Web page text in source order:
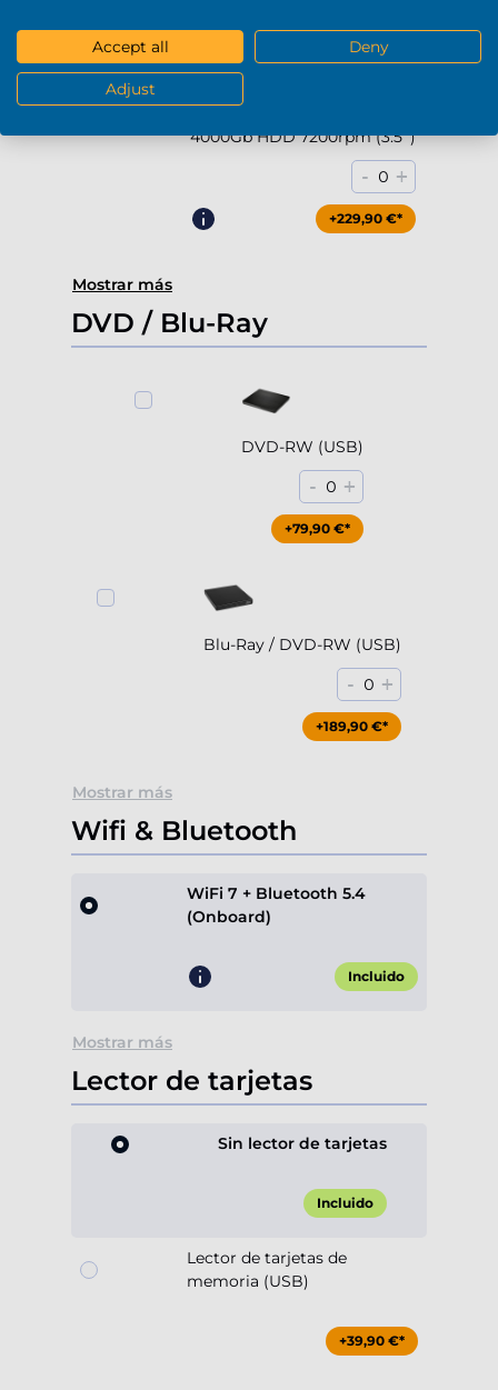
4000Gb HDD 7200rpm (3.5'')
- 0 +
+229,90 €*
Mostrar más
DVD / Blu-Ray
DVD-RW (USB)
- 0 +
+79,90 €*
Blu-Ray / DVD-RW (USB)
- 0 +
+189,90 €*
Mostrar más
Wifi & Bluetooth
WiFi 7 + Bluetooth 5.4
(Onboard)
Incluido
Mostrar más
Lector de tarjetas
Sin lector de tarjetas
Incluido
Lector de tarjetas de
memoria (USB)
+39,90 €*
Accept all Deny
Adjust